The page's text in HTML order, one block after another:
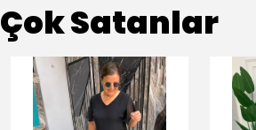
Çok Satanlar